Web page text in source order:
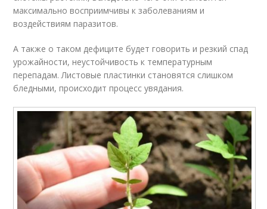
максимально восприимчивы к заболеваниям и
воздействиям паразитов.
А также о таком дефиците будет говорить и резкий спад
урожайности, неустойчивость к температурным
перепадам. Листовые пластинки становятся слишком
бледными, происходит процесс увядания.